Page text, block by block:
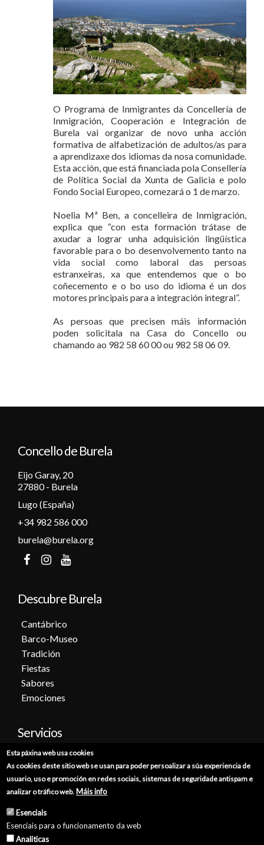
O Programa de Inmigrantes da Concellería de
Inmigración, Cooperación e Integración de
Burela vai organizar de novo unha acción
formativa de alfabetización de adultos/as para
a aprendizaxe dos idiomas da nosa comunidade.
Esta acción, que está financiada pola Consellería
de Política Social da Xunta de Galicia e polo
Fondo Social Europeo, comezará o 1 de marzo.
Noelia Mª Ben, a concelleira de Inmigración,
explica que “con esta formación trátase de
axudar a lograr unha adquisición lingüística
favorable para o bo desenvolvemento tanto na
vida social como laboral das persoas
estranxeiras, xa que entendemos que o bo
coñecemento e o bo uso do idioma é un dos
motores principais para a integración integral”.
As persoas que precisen máis información
poden solicitala na Casa do Concello ou
chamando ao 982 58 60 00 ou 982 58 06 09.
Concello de Burela
Eijo Garay, 20
27880 - Burela
Lugo (España)
+34 982 586 000
burela@burela.org
Descubre Burela
Cantábrico
Barco-Museo
Tradición
Fiestas
Sabores
Emociones
Servicios
Cita previa
Sede electrónica
Catálogo de trámites
Punto de información catastral
Punto Limpio
Esta páxina web usa cookies
As cookies deste sitio web se usan para poder persoalizar a súa experiencia de
usuario, uso e promoción en redes sociais, sistemas de seguridade antispam e
analizar o tráfico web. Máis info
Esenciais
Esenciais para o funcionamento da web
Analiticas